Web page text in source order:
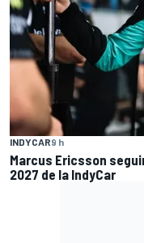
INDYCAR9 h
Marcus Ericsson
2027 de la IndyCar